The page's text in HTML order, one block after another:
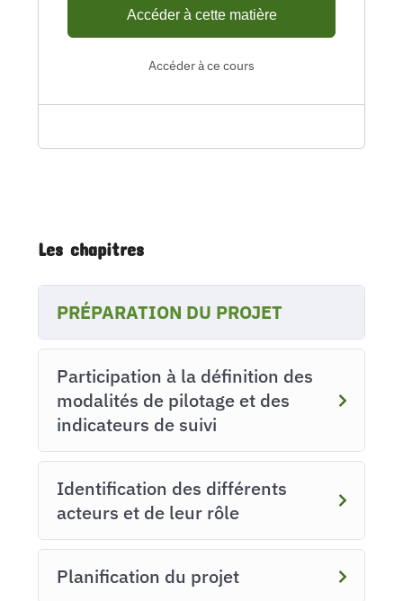
Accéder à cette matière
Accéder à ce cours
Les chapitres
PRÉPARATION DU PROJET
Participation à la définition des
modalités de pilotage et des
indicateurs de suivi
Identification des différents
acteurs et de leur rôle
Planification du projet